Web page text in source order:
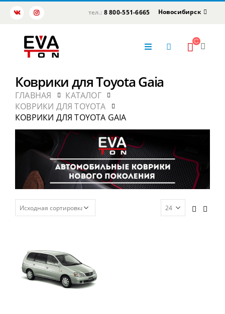
тел.: 8 800-551-6665 Новосибирск
Коврики для Toyota Gaia
ГЛАВНАЯ
КАТАЛОГ
КОВРИКИ ДЛЯ TOYOTA
КОВРИКИ ДЛЯ TOYOTA GAIA